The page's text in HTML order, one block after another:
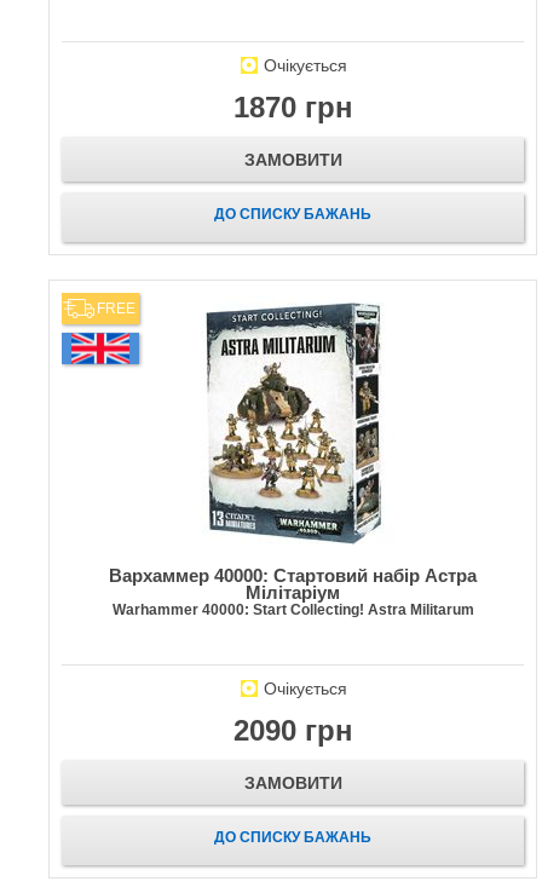
Очікується
1870 грн
ЗАМОВИТИ
ДО СПИСКУ БАЖАНЬ
FREE
Вархаммер 40000: Стартовий набір Астра
Мілітаріум
Warhammer 40000: Start Collecting! Astra Militarum
Очікується
2090 грн
ЗАМОВИТИ
ДО СПИСКУ БАЖАНЬ